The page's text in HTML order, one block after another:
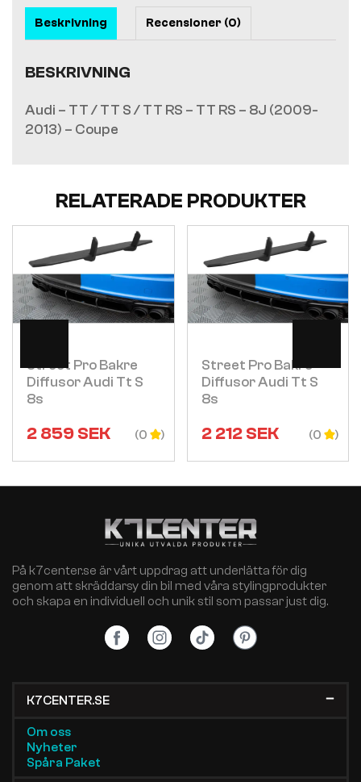
Beskrivning Recensioner (0)
BESKRIVNING
Audi – TT / TT S / TT RS – TT RS – 8J (2009-
2013) – Coupe
RELATERADE PRODUKTER
Street Pro Bakre
Diffusor Audi Tt S
8s
2 859SEK (0
Visa
Street Pro Bakre
Diffusor Audi Tt S
8s
2 212SEK (0
Visa
På k7center.se är vårt uppdrag att underlätta för dig
genom att skräddarsy din bil med våra stylingprodukter
och skapa en individuell och unik stil som passar just dig.
K7CENTER.SE
Om oss
Nyheter
Spåra Paket